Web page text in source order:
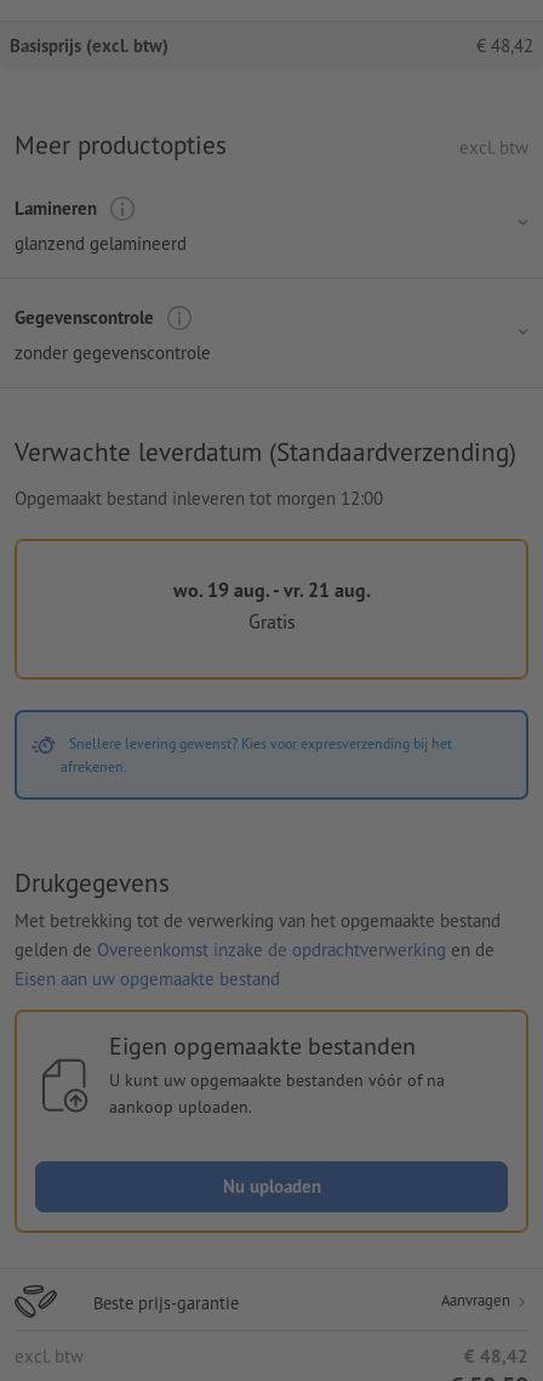
Basisprijs (excl. btw) € 48,42
Meer productopties excl. btw
Lamineren
glanzend gelamineerd
Gegevenscontrole
zonder gegevenscontrole
Verwachte leverdatum (Standaardverzending)
Opgemaakt bestand inleveren tot morgen 12:00
wo. 19 aug. - vr. 21 aug.
Gratis
Snellere levering gewenst? Kies voor expresverzending bij het
afrekenen.
Drukgegevens
Met betrekking tot de verwerking van het opgemaakte bestand
gelden de Overeenkomst inzake de opdrachtverwerking en de
Eisen aan uw opgemaakte bestand
Eigen opgemaakte bestanden
U kunt uw opgemaakte bestanden vóór of na
aankoop uploaden.
Nu uploaden
Beste prijs-garantie Aanvragen
excl. btw € 48,42